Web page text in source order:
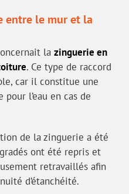
entre le mur et la
la zinguerie en
. Ce type de raccord
car il constitue une
l’eau en cas de
de la zinguerie a été
ont été repris et
retravaillés afin
d’étanchéité.